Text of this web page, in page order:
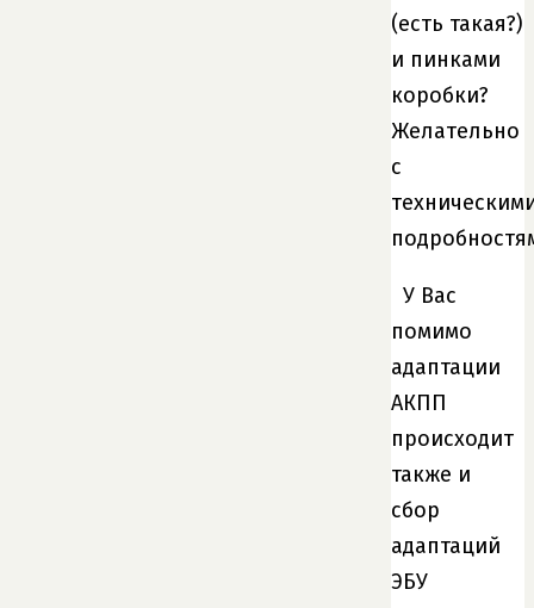
(есть такая?)
и пинками
коробки?
Желательно
с
У Вас
помимо
адаптации
АКПП
происходит
также и
сбор
адаптаций
ЭБУ